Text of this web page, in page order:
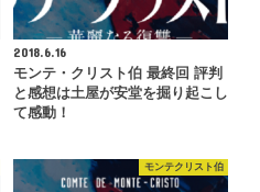
2018.6.16
モンテ・クリスト伯 最終回 評判
と感想は土屋が安堂を掘り起こし
て感動！
モンテクリスト伯